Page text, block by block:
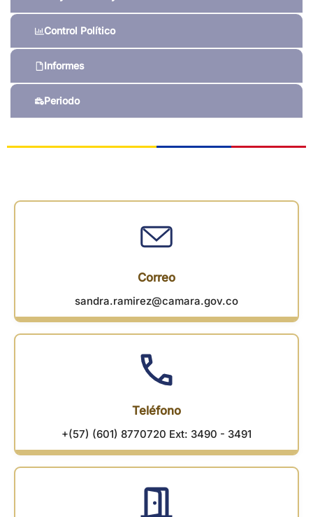
Control Político
Informes
Periodo
Correo
sandra.ramirez@camara.gov.co
Teléfono
+(57) (601) 8770720 Ext: 3490 - 3491